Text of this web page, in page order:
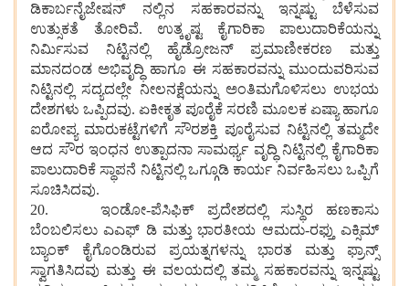
ಡಿಕಾರ್ಬನೈಜೇಷನ್ ನಲ್ಲಿನ ಸಹಕಾರವನ್ನು ಇನ್ನಷ್ಟು ಬೆಳೆಸುವ
ಉತ್ಸುಕತೆ ತೋರಿವೆ. ಉತ್ಕೃಷ್ಟ ಕೈಗಾರಿಕಾ ಪಾಲುದಾರಿಕೆಯನ್ನು
ನಿರ್ಮಿಸುವ ನಿಟ್ಟಿನಲ್ಲಿ ಹೈಡ್ರೋಜನ್ ಪ್ರಮಾಣೀಕರಣ ಮತ್ತು
ಮಾನದಂಡ ಅಭಿವೃದ್ಧಿ ಹಾಗೂ ಈ ಸಹಕಾರವನ್ನು ಮುಂದುವರಿಸುವ
ನಿಟ್ಟಿನಲ್ಲಿ ಸದ್ಯದಲ್ಲೇ ನೀಲನಕ್ಷೆಯನ್ನು ಅಂತಿಮಗೊಳಿಸಲು ಉಭಯ
ದೇಶಗಳು ಒಪ್ಪಿದವು. ಏಕೀಕೃತ ಪೂರೈಕೆ ಸರಣಿ ಮೂಲಕ ಏಷ್ಯಾ ಹಾಗೂ
ಐರೋಪ್ಯ ಮಾರುಕಟ್ಟೆಗಳಿಗೆ ಸೌರಶಕ್ತಿ ಪೂರೈಸುವ ನಿಟ್ಟಿನಲ್ಲಿ ತಮ್ಮದೇ
ಆದ ಸೌರ ಇಂಧನ ಉತ್ಪಾದನಾ ಸಾಮರ್ಥ್ಯ ವೃದ್ಧಿ ನಿಟ್ಟಿನಲ್ಲಿ ಕೈಗಾರಿಕಾ
ಪಾಲುದಾರಿಕೆ ಸ್ಥಾಪನೆ ನಿಟ್ಟಿನಲ್ಲಿ ಒಗ್ಗೂಡಿ ಕಾರ್ಯ ನಿರ್ವಹಿಸಲು ಒಪ್ಪಿಗೆ
ಸೂಚಿಸಿದವು.
20. ಇಂಡೋ-ಪೆಸಿಫಿಕ್ ಪ್ರದೇಶದಲ್ಲಿ ಸುಸ್ಥಿರ ಹಣಕಾಸು
ಬೆಂಬಲಿಸಲು ಎಎಫ್ ಡಿ ಮತ್ತು ಭಾರತೀಯ ಆಮದು-ರಫ್ತು ಎಕ್ಸಿಮ್
ಬ್ಯಾಂಕ್ ಕೈಗೊಂಡಿರುವ ಪ್ರಯತ್ನಗಳನ್ನು ಭಾರತ ಮತ್ತು ಫ್ರಾನ್ಸ್
ಸ್ವಾಗತಿಸಿದವು ಮತ್ತು ಈ ವಲಯದಲ್ಲಿ ತಮ್ಮ ಸಹಕಾರವನ್ನು ಇನ್ನಷ್ಟು